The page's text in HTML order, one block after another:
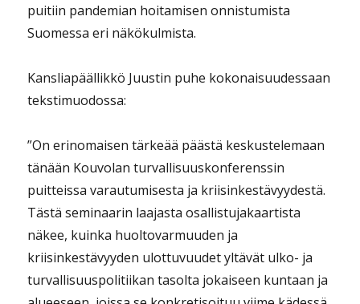
puitiin pandemian hoitamisen onnistumista
Suomessa eri näkökulmista.
Kansliapäällikkö Juustin puhe kokonaisuudessaan
tekstimuodossa:
”On erinomaisen tärkeää päästä keskustelemaan
tänään Kouvolan turvallisuuskonferenssin
puitteissa varautumisesta ja kriisinkestävyydestä.
Tästä seminaarin laajasta osallistujakaartista
näkee, kuinka huoltovarmuuden ja
kriisinkestävyyden ulottuvuudet yltävät ulko- ja
turvallisuuspolitiikan tasolta jokaiseen kuntaan ja